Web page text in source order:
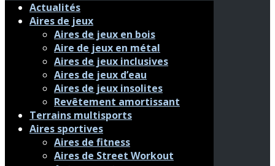
Actualités
Aires de jeux
Aires de jeux en bois
Aire de jeux en métal
Aires de jeux inclusives
Aires de jeux d’eau
Aires de jeux insolites
Revêtement amortissant
Terrains multisports
Aires sportives
Aires de fitness
Aires de Street Workout